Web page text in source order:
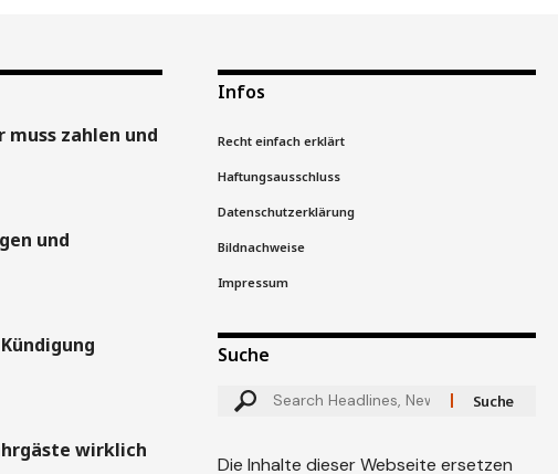
zahlen und
und
wirklich
Infos
Recht einfach erklärt
Haftungsausschluss
Datenschutzerklärung
Bildnachweise
Impressum
Suche
Die Inhalte dieser Webseite ersetzen